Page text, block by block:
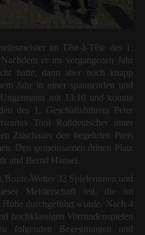
im Tête-à-Tête des 1.
er im vergangenen Jahr
hatte, dann aber noch knapp
Jahr in einer spannenden und
mit 13:10 und konnte
des 1. Geschäftsführers Peter
Toni Roßdeutscher unter
Zuschauer den begehrten Preis
Den gemeinsamen dritten Platz
und Bernd Hänsel.
Boule-Wetter 32 Spielerinnen und
Meisterschaft teil, die im
durchgeführt wurde. Nach 4
hochklassigen Vorrundenspielen
folgenden Begegnungen und